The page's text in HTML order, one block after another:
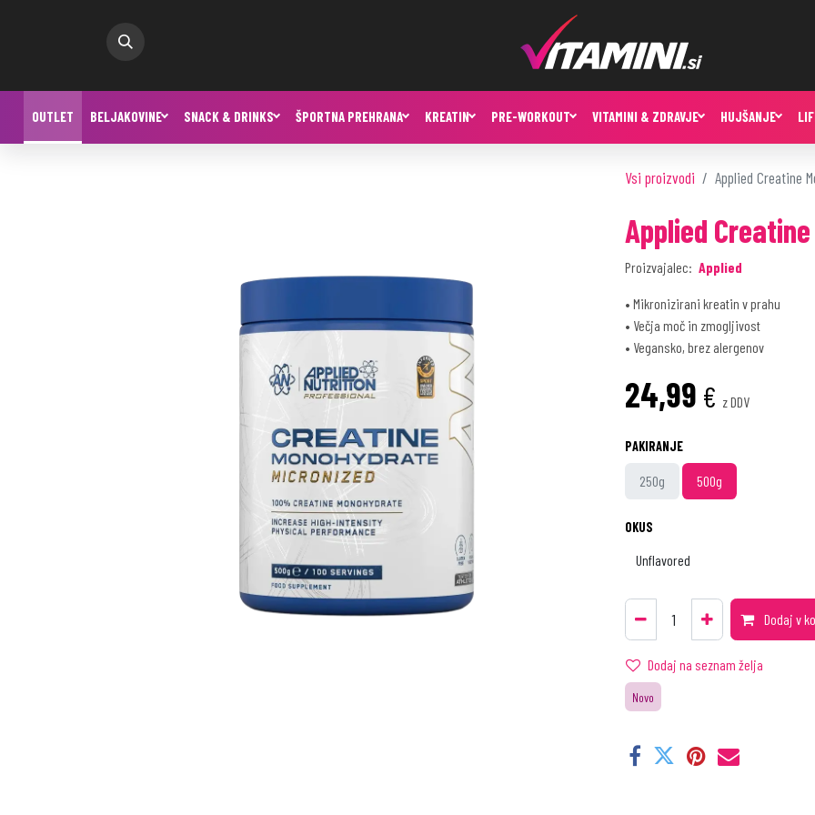
OUTLET BELJAKOVINE SNACK & DRINKS ŠPORTNA PREHRANA KREATIN PRE-WORKOUT VITAMINI & ZDRAVJE HUJŠANJE
Vsi proizvodi Applied Creatine
Applied
Proizvajalec: Applied
• Mikronizirani kreatin v prahu
• Večja moč in zmogljivost
• Vegansko, brez alergenov
24,99 € z DDV
PAKIRANJE
250g 500g
OKUS
Dodaj v
Dodaj na seznam želja
Novo